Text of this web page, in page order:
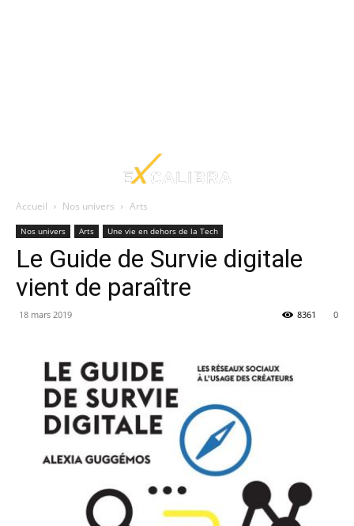
Accueil Nos univers Arts
Nos univers Arts Une vie en dehors de la Tech
Le Guide de Survie digitale
vient de paraître
18 mars 2019 0
8361